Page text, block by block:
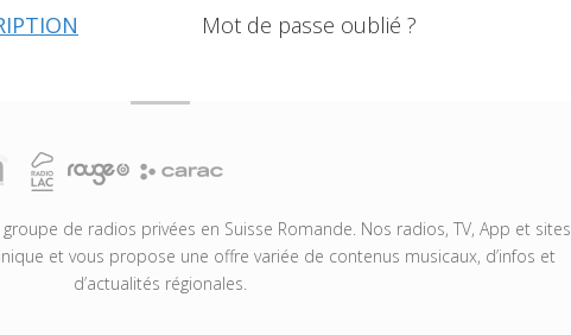
Mot de passe oublié ?
de radios privées en Suisse Romande. Nos radios, TV, App et sites
et vous propose une offre variée de contenus musicaux, d’infos et
d’actualités régionales.